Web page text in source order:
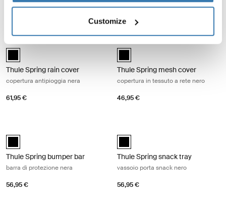
Customize
51,95 €
Thule Spring rain cover copertura antipioggia nera Black
Thule Spring rain cover Nero (selected)
Thule Spring rain cover
copertura antipioggia nera
61,95 €
Thule Spring mesh cover copertura
Thule Spring mesh cover Nero
Thule Spring mesh cover
copertura in tessuto a rete nero
46,95 €
Thule Spring bumper bar Nero (selected)
Thule Spring bumper bar
barra di protezione nera
56,95 €
Thule Spring snack tray Nero
Thule Spring snack tray
vassoio porta snack nero
56,95 €